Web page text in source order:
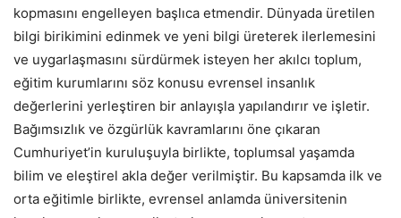
kopmasını engelleyen başlıca etmendir. Dünyada üretilen
bilgi birikimini edinmek ve yeni bilgi üreterek ilerlemesini
ve uygarlaşmasını sürdürmek isteyen her akılcı toplum,
eğitim kurumlarını söz konusu evrensel insanlık
değerlerini yerleştiren bir anlayışla yapılandırır ve işletir.
Bağımsızlık ve özgürlük kavramlarını öne çıkaran
Cumhuriyet’in kuruluşuyla birlikte, toplumsal yaşamda
bilim ve eleştirel akla değer verilmiştir. Bu kapsamda ilk ve
orta eğitimle birlikte, evrensel anlamda üniversitenin